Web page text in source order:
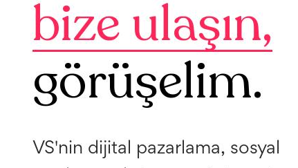
bize ulaşın,
görüşelim.
VS'nin dijital pazarlama, sosyal